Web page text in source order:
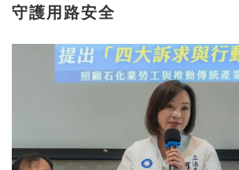
守護用路安全